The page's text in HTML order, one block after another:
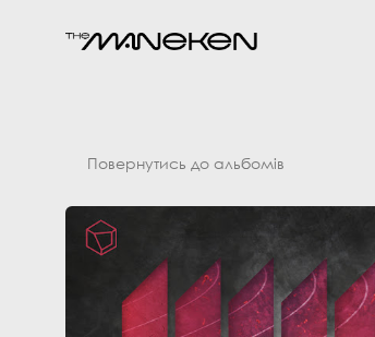
Повернутись до альбомів